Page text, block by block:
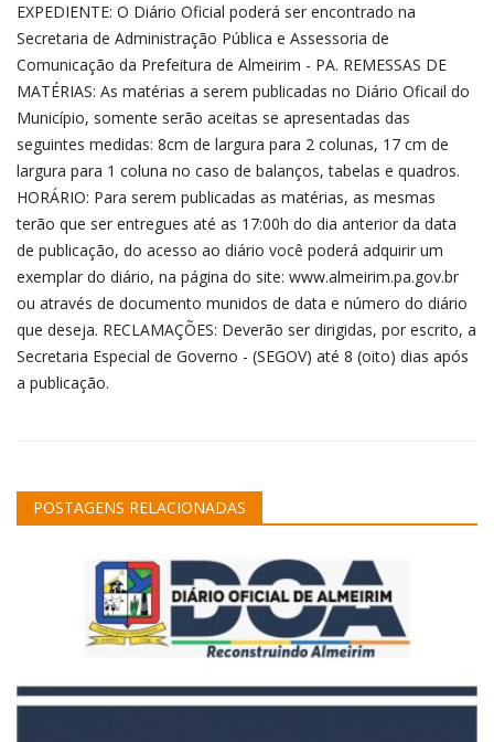
EXPEDIENTE: O Diário Oficial poderá ser encontrado na
Secretaria de Administração Pública e Assessoria de
Comunicação da Prefeitura de Almeirim - PA. REMESSAS DE
MATÉRIAS: As matérias a serem publicadas no Diário Oficail do
Município, somente serão aceitas se apresentadas das
seguintes medidas: 8cm de largura para 2 colunas, 17 cm de
largura para 1 coluna no caso de balanços, tabelas e quadros.
HORÁRIO: Para serem publicadas as matérias, as mesmas
terão que ser entregues até as 17:00h do dia anterior da data
de publicação, do acesso ao diário você poderá adquirir um
exemplar do diário, na página do site: www.almeirim.pa.gov.br
ou através de documento munidos de data e número do diário
que deseja. RECLAMAÇÕES: Deverão ser dirigidas, por escrito, a
Secretaria Especial de Governo - (SEGOV) até 8 (oito) dias após
a publicação.
POSTAGENS RELACIONADAS